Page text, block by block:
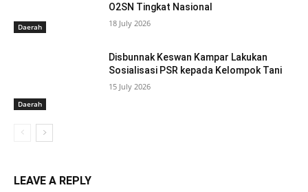
Daerah
O2SN Tingkat Nasional
18 July 2026
Daerah
Disbunnak Keswan Kampar Lakukan
Sosialisasi PSR kepada Kelompok Tani
15 July 2026
LEAVE A REPLY